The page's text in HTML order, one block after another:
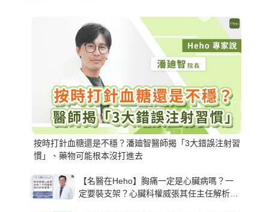
按時打針血糖還是不穩？潘廸智醫師揭「3大錯誤注射習
慣」、藥物可能根本沒打進去
【名醫在Heho】胸痛一定是心臟病嗎？一
定要裝支架？心臟科權威張其任主任解析支